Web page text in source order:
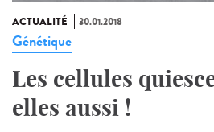
ACTUALITÉ 30.01.2018
Génétique
Les cellules
elles aussi !